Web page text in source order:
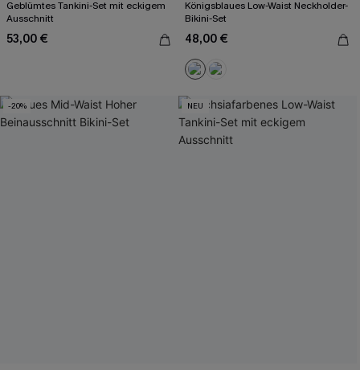
Geblümtes Tankini-Set mit eckigem
Ausschnitt
53,00 €
Königsblaues Low-Waist Neckholder-
Bikini-Set
48,00 €
-20% NEU